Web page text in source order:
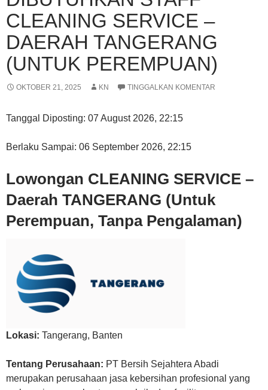
CLEANING SERVICE –
DAERAH TANGERANG
(UNTUK PEREMPUAN)
OKTOBER 21, 2025 KN TINGGALKAN KOMENTAR
Tanggal Diposting: 07 August 2026, 22:15
Berlaku Sampai: 06 September 2026, 22:15
Lowongan CLEANING SERVICE –
Daerah TANGERANG (Untuk
Perempuan, Tanpa Pengalaman)
Lokasi: Tangerang, Banten
Tentang Perusahaan: PT Bersih Sejahtera Abadi
merupakan perusahaan jasa kebersihan profesional yang